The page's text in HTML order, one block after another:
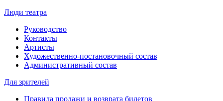
Люди театра
Руководство
Контакты
Артисты
Художественно-постановочный состав
Административный состав
Для зрителей
Правила продажи и возврата билетов